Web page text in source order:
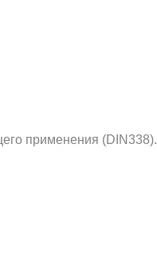
применения (DIN338).